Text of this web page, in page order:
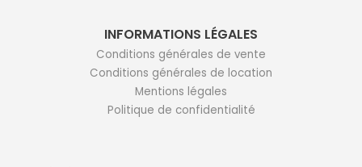
INFORMATIONS LÉGALES
Conditions générales de vente
Conditions générales de location
Mentions légales
Politique de confidentialité